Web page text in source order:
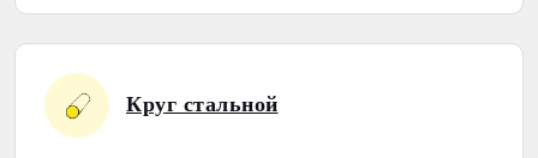
Круг стальной